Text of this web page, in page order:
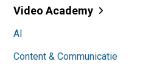
Video Academy
AI
Content & Communicatie